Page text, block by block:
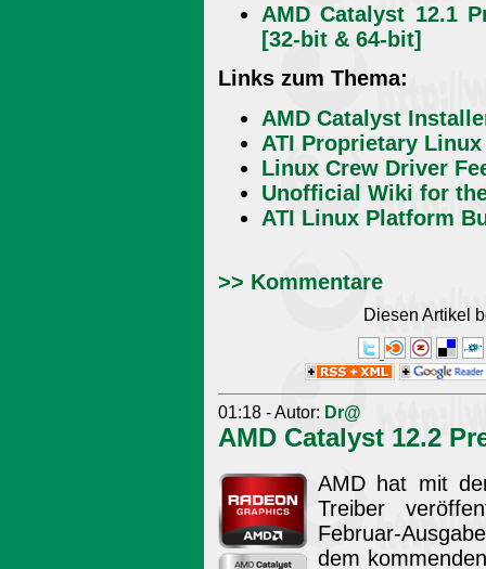
AMD Catalyst 12.1
[32-bit & 64-bit]
Links zum Thema:
AMD Catalyst
ATI Proprietary
Linux Crew Driver
Unofficial Wiki for
ATI Linux Platform
>> Kommentare
Diesen Artikel
01:18 - Autor: Dr@
AMD Catalyst 12.2
AMD hat mit
Treiber
Februar-
dem